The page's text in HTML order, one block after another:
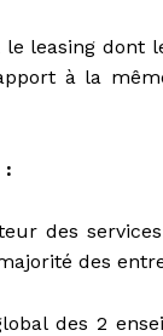
leasing dont
à la
:
des
des
des 2